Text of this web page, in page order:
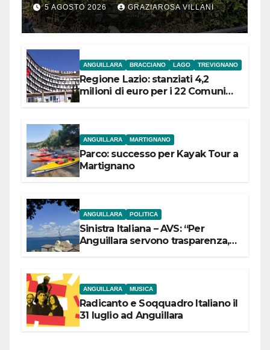
5 AGOSTO 2026 GRAZIAROSA VILLANI
ANGUILLARA BRACCIANO LAGO TREVIGNANO
Regione Lazio: stanziati 4,2
milioni di euro per i 22 Comuni
ANGUILLARA MARTIGNANO
Parco: successo per Kayak Tour a
Martignano
ANGUILLARA POLITICA
Sinistra Italiana – AVS: “Per
Anguillara servono trasparenza,
ANGUILLARA MUSICA
Radicanto e Soqquadro Italiano il
31 luglio ad Anguillara